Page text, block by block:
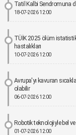
Tatil Kalbi Sendromuna
18-07-2026 12:00
TÜİK 2025 ölüm
hastalıkları
10-07-2026 12:00
Avrupa'yı kavuran
olabilir
06-07-2026 12:00
Robotik teknolojiyle bel
01-07-2026 12:00